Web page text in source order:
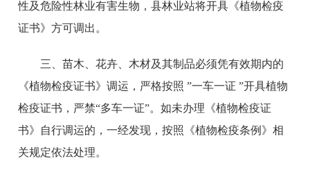
性及危险性林业有害生物，县林业站将开具《植物检疫
证书》方可调出。
三、苗木、花卉、木材及其制品必须凭有效期内的
《植物检疫证书》调运，严格按照 ”一车一证 ”开具植物
检疫证书，严禁“多车一证”。如未办理《植物检疫证
书》自行调运的，一经发现，按照《植物检疫条例》相
关规定依法处理。